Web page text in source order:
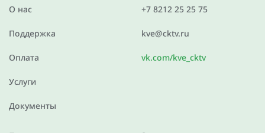
О нас
Поддержка
Оплата
Услуги
Документы
+7 8212 25 25 75
kve@cktv.ru
vk.com/kve_cktv